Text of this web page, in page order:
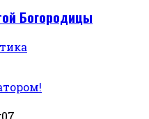
Богородицы